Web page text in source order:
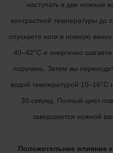
наступать в две ножные
контрастной температуры до
опускаете ноги в ножную
40–42°C и энергично
поручень. Затем вы
водой температурой 10–16°C
30 секунд. Полный цикл
завершается ножной
Положительное влияние